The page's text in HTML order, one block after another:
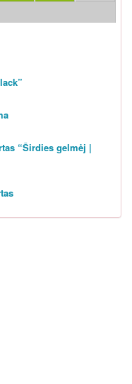
“Širdies gelmėj |